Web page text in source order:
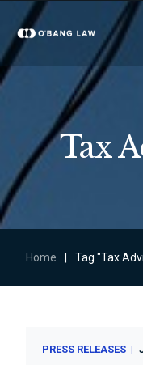
Tax
Home Tag "Tax
PRESS RELEASES